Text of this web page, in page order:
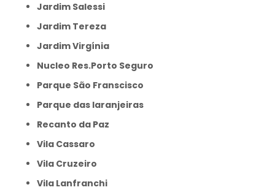
Jardim Salessi
Jardim Tereza
Jardim Virgínia
Nucleo Res.Porto Seguro
Parque São Franscisco
Parque das laranjeiras
Recanto da Paz
Vila Cassaro
Vila Cruzeiro
Vila Lanfranchi